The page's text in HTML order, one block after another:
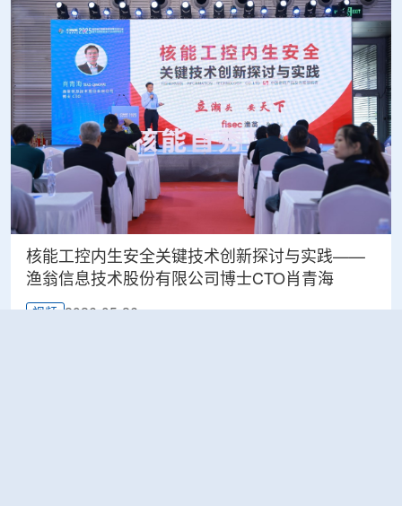
核能工控内生安全关键技术创新探讨与实践——
渔翁信息技术股份有限公司博士CTO肖青海
视频 2026-05-26